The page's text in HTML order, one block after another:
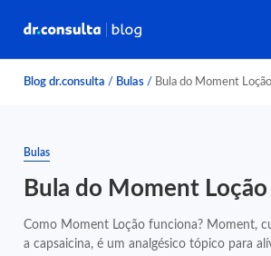
Blog dr.consulta / Bulas / Bula do Moment Loção
Bulas
Bula do Moment Loção
Como Moment Loção funciona? Moment,
a capsaicina, é um analgésico tópico para